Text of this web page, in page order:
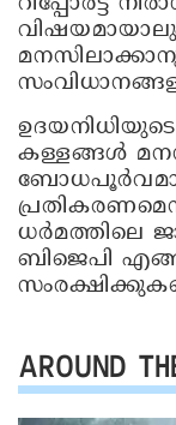
കള്ളങ്ങള്‍
ധര്‍മത്തിലെ
ബിജെപി
AROUND